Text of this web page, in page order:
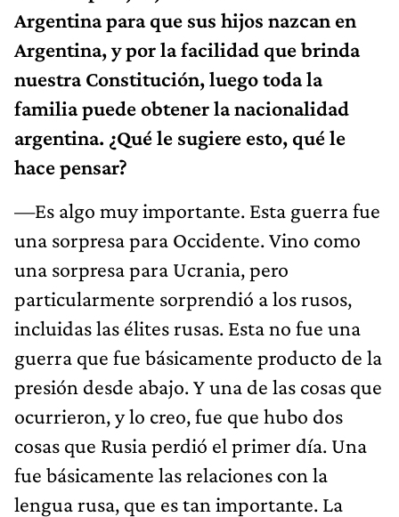
Argentina para que sus hijos nazcan en
Argentina, y por la facilidad que brinda
nuestra Constitución, luego toda la
familia puede obtener la nacionalidad
argentina. ¿Qué le sugiere esto, qué le
hace pensar?
—Es algo muy importante. Esta guerra fue
una sorpresa para Occidente. Vino como
una sorpresa para Ucrania, pero
particularmente sorprendió a los rusos,
incluidas las élites rusas. Esta no fue una
guerra que fue básicamente producto de la
presión desde abajo. Y una de las cosas que
ocurrieron, y lo creo, fue que hubo dos
cosas que Rusia perdió el primer día. Una
fue básicamente las relaciones con la
lengua rusa, que es tan importante. La